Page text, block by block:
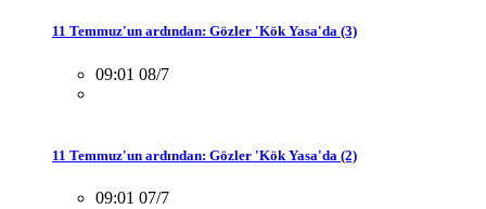
11 Temmuz'un ardından: Gözler 'Kök Yasa'da (3)
09:01 08/7
11 Temmuz'un ardından: Gözler 'Kök Yasa'da (2)
09:01 07/7